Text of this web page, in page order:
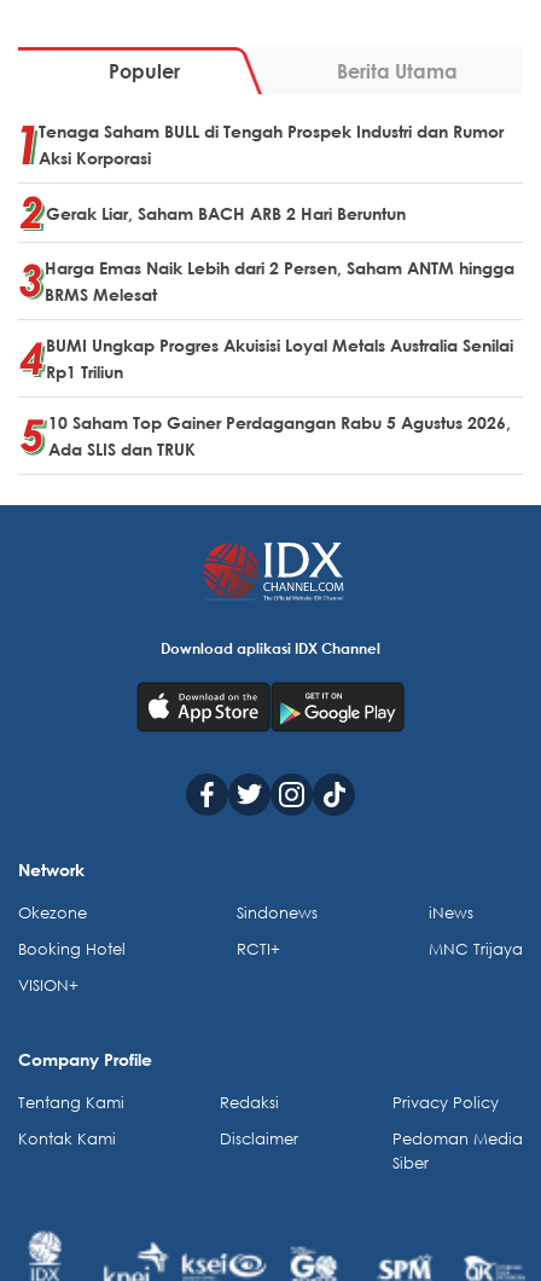
Populer Berita Utama
Tenaga Saham BULL di Tengah Prospek Industri dan Rumor
Aksi Korporasi
Gerak Liar, Saham BACH ARB 2 Hari Beruntun
Harga Emas Naik Lebih dari 2 Persen, Saham ANTM hingga
BRMS Melesat
BUMI Ungkap Progres Akuisisi Loyal Metals Australia Senilai
Rp1 Triliun
10 Saham Top Gainer Perdagangan Rabu 5 Agustus 2026,
Ada SLIS dan TRUK
Download aplikasi IDX Channel
Network
Okezone
Booking Hotel
VISION+
Sindonews
RCTI+
iNews
MNC Trijaya
Company Profile
Tentang Kami
Kontak Kami
Redaksi
Disclaimer
Privacy Policy
Pedoman Media
Siber